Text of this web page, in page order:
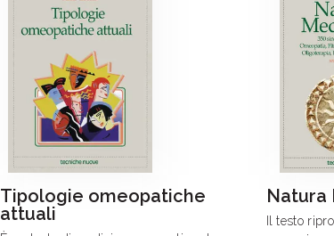
Tipologie omeopatiche
attuali
Natura
Il testo